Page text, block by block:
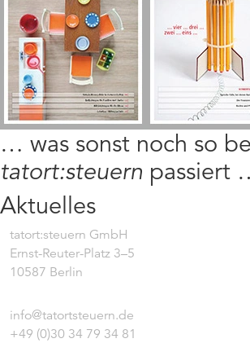
… was sonst noch so
tatort:steuern passiert
Aktuelles
tatort:steuern GmbH
Ernst-Reuter-Platz 3–5
10587 Berlin
info@tatortsteuern.de
+49 (0)30 34 79 34 81